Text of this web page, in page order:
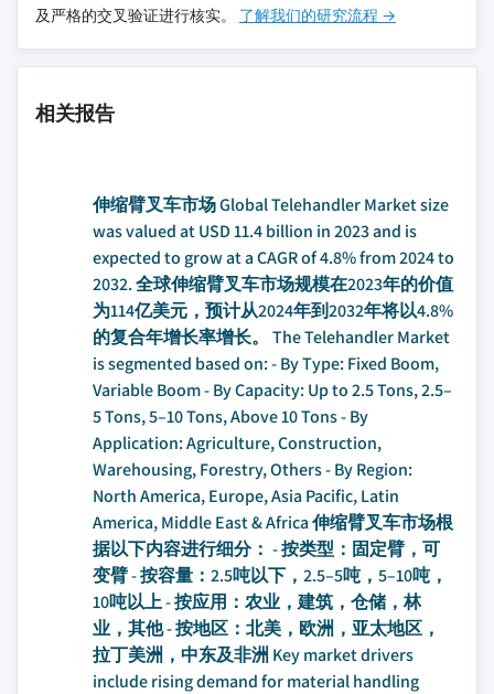
及严格的交叉验证进行核实。 了解我们的研究流程 →
相关报告
伸缩臂叉车市场 Global Telehandler Market size
was valued at USD 11.4 billion in 2023 and is
expected to grow at a CAGR of 4.8% from 2024 to
2032. 全球伸缩臂叉车市场规模在2023年的价值
为114亿美元，预计从2024年到2032年将以4.8%
的复合年增长率增长。 The Telehandler Market
is segmented based on: - By Type: Fixed Boom,
Variable Boom - By Capacity: Up to 2.5 Tons, 2.5–
5 Tons, 5–10 Tons, Above 10 Tons - By
Application: Agriculture, Construction,
Warehousing, Forestry, Others - By Region:
North America, Europe, Asia Pacific, Latin
America, Middle East & Africa 伸缩臂叉车市场根
据以下内容进行细分： - 按类型：固定臂，可
变臂 - 按容量：2.5吨以下，2.5–5吨，5–10吨，
10吨以上 - 按应用：农业，建筑，仓储，林
业，其他 - 按地区：北美，欧洲，亚太地区，
拉丁美洲，中东及非洲 Key market drivers
include rising demand for material handling